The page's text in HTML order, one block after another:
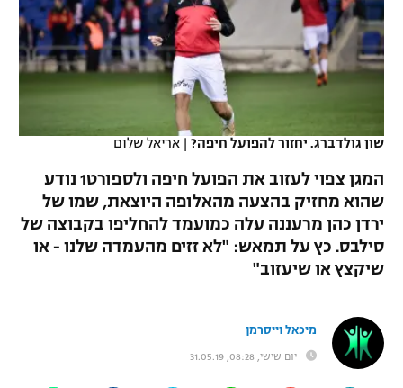
VOD
תוצאות
לוח שידורים
"מעל הליגה" – פודקאסט
נבחרת ישראל
מכבי חיפה
מכבי תל אביב
הפועל תל אביב
הפועל חיפה
הפועל באר שבע
מכבי נתניה
בני יהודה
ליגה ספרדית
ליגה איטלקית
ליגה הולנדית
ליגה סינית
ליגות נוספות
כדורסל נשים
מכבי תל אביב
הפועל ירושלים
דני אבדיה
יורוליג
יורוקאפ
טניס
כדורעף
שחייה
ג'ודו
אגרוף
UFC
שון גולדברג. יחזור להפועל חיפה? | אריאל שלום
המגן צפוי לעזוב את הפועל חיפה ולספורט1 נודע
שהוא מחזיק בהצעה מהאלופה היוצאת, שמו של
ירדן כהן מרעננה עלה כמועמד להחליפו בקבוצה של
סילבס. כץ על תמאש: "לא זזים מהעמדה שלנו - או
שיקצץ או שיעזוב"
מיכאל וייסרמן
יום שישי, 08:28, 31.05.19